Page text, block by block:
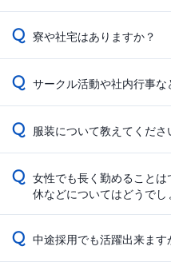
Q 寮や社宅はありますか？
Q サークル活動や社内行事な
Q 服装について教えてくださ
Q
女性でも長く勤めること
休などについてはどうでし
Q 中途採用でも活躍出来ます